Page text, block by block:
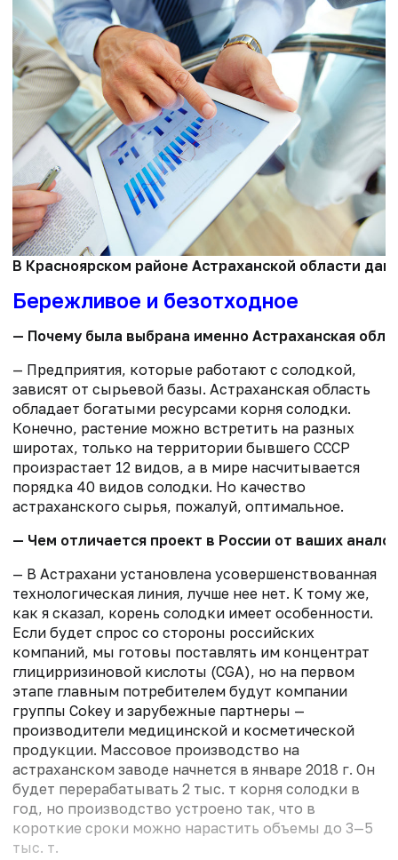
В Красноярском районе Астраханской области
Бережливое и безотходное
— Почему была выбрана именно Астраханская
— Предприятия, которые работают с солодкой,
зависят от сырьевой базы. Астраханская область
обладает богатыми ресурсами корня солодки.
Конечно, растение можно встретить на разных
широтах, только на территории бывшего СССР
произрастает 12 видов, а в мире насчитывается
порядка 40 видов солодки. Но качество
астраханского сырья, пожалуй, оптимальное.
— Чем отличается проект в России от ваших
— В Астрахани установлена усовершенствованная
технологическая линия, лучше нее нет. К тому же,
как я сказал, корень солодки имеет особенности.
Если будет спрос со стороны российских
компаний, мы готовы поставлять им концентрат
глицирризиновой кислоты (CGA), но на первом
этапе главным потребителем будут компании
группы Cokey и зарубежные партнеры —
производители медицинской и косметической
продукции. Массовое производство на
астраханском заводе начнется в январе 2018 г. Он
будет перерабатывать 2 тыс. т корня солодки в
год, но производство устроено так, что в
короткие сроки можно нарастить объемы до 3—5
тыс. т.